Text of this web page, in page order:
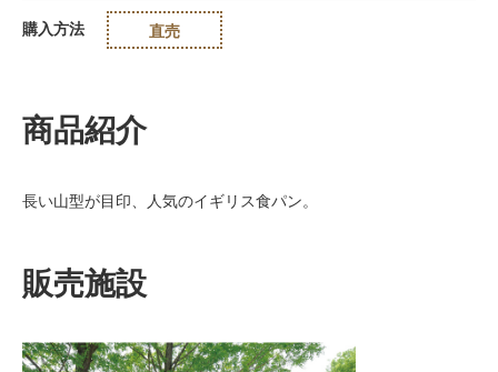
購入方法 直売
商品紹介
長い山型が目印、人気のイギリス食パン。
販売施設